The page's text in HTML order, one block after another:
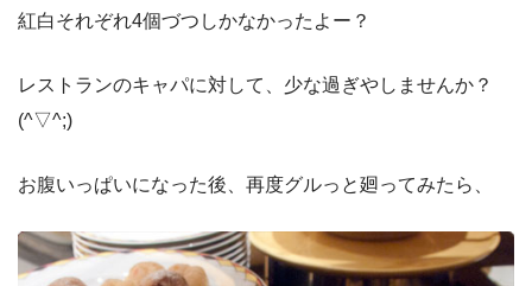
紅白それぞれ4個づつしかなかったよー？
レストランのキャパに対して、少な過ぎやしませんか？
(^▽^;)
お腹いっぱいになった後、再度グルっと廻ってみたら、